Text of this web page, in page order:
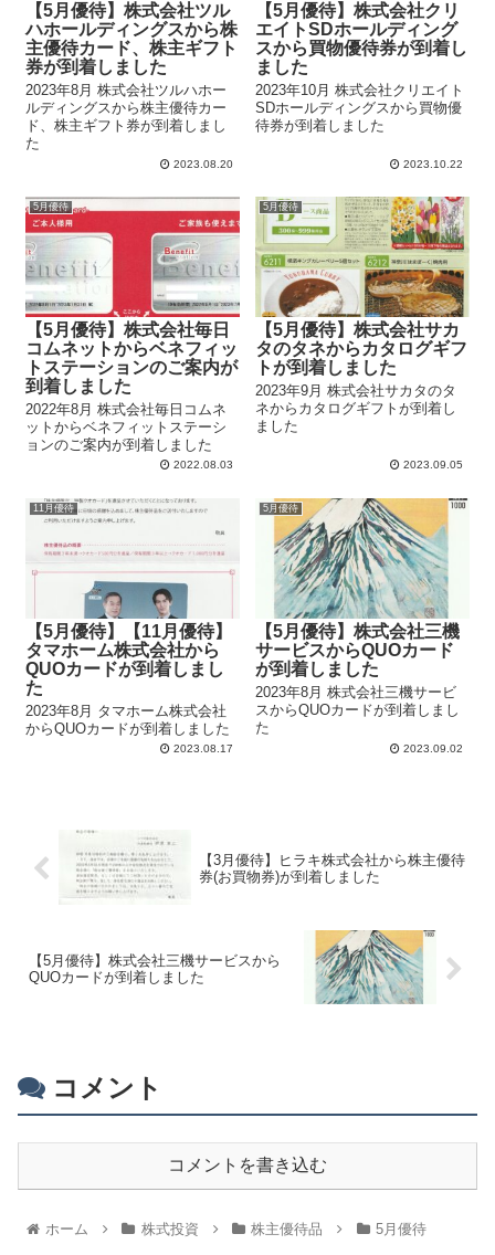
【5月優待】株式会社ツル
ハホールディングスから株
主優待カード、株主ギフト
券が到着しました
2023年8月 株式会社ツルハホー
ルディングスから株主優待カー
ド、株主ギフト券が到着しまし
た
2023.08.20
【5月優待】株式会社クリ
エイトSDホールディング
スから買物優待券が到着し
ました
2023年10月 株式会社クリエイト
SDホールディングスから買物優
待券が到着しました
2023.10.22
5月優待
【5月優待】株式会社毎日
コムネットからベネフィッ
トステーションのご案内が
到着しました
2022年8月 株式会社毎日コムネ
ットからベネフィットステーシ
ョンのご案内が到着しました
2022.08.03
5月優待
【5月優待】株式会社サカ
タのタネからカタログギフ
トが到着しました
2023年9月 株式会社サカタのタ
ネからカタログギフトが到着し
ました
2023.09.05
11月優待
【5月優待】【11月優待】
タマホーム株式会社から
QUOカードが到着しまし
た
2023年8月 タマホーム株式会社
からQUOカードが到着しました
2023.08.17
5月優待
【5月優待】株式会社三機
サービスからQUOカード
が到着しました
2023年8月 株式会社三機サービ
スからQUOカードが到着しまし
た
2023.09.02
【3月優待】ヒラキ株式会社から株主優待
券(お買物券)が到着しました
【5月優待】株式会社三機サービスから
QUOカードが到着しました
コメント
コメントを書き込む
ホーム 株式投資 株主優待品 5月優待